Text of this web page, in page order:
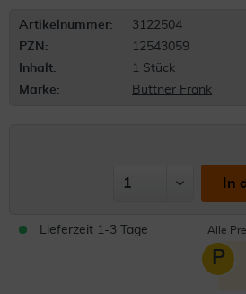
Artikelnummer:
3122504
PZN:
12543059
Inhalt:
1 Stück
Marke:
Büttner Frank
In
Lieferzeit 1-3 Tage Alle
P